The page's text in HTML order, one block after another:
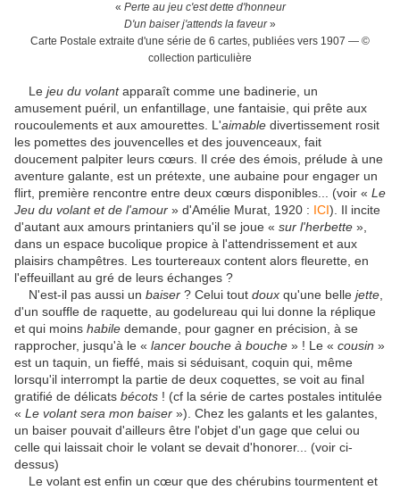
« Perte au jeu c'est dette d'honneur
D'un baiser j'attends la faveur»
Carte Postale extraite d'une série de 6 cartes, publiées vers 1907 — ©
collection particulière
Le jeu du volantapparaît comme une badinerie, un
amusement puéril, un enfantillage, une fantaisie, qui prête aux
roucoulements et aux amourettes. L'aimable divertissement rosit
les pomettes des jouvencelles et des jouvenceaux, fait
doucement palpiter leurs cœurs. Il crée des émois, prélude à une
aventure galante, est un prétexte, une aubaine pour engager un
flirt, première rencontre entre deux cœurs disponibles... (voir « Le
Jeu du volant et de l'amour » d'Amélie Murat, 1920 : ICI). Il incite
d'autant aux amours printaniers qu'il se joue « sur l'herbette »,
dans un espace bucolique propice à l'attendrissement et aux
plaisirs champêtres. Les tourtereaux content alors fleurette, en
l'effeuillant au gré de leurs échanges ?
N'est-il pas aussi un baiser ? Celui tout doux qu'une belle jette
d'un souffle de raquette, au godelureau qui lui donne la réplique
et qui moins habile demande, pour gagner en précision, à se
rapprocher, jusqu'à le « lancer bouche à bouche » ! Le « cousin »
est un taquin, un fieffé, mais si séduisant, coquin qui, même
lorsqu'il interrompt la partie de deux coquettes, se voit au final
gratifié de délicats bécots ! (cf la série de cartes postales intitulée
« Le volant sera mon baiser »). Chez les galants et les galantes,
un baiser pouvait d'ailleurs être l'objet d'un gage que celui ou
celle qui laissait choir le volant se devait d'honorer... (voir ci-
dessus)
Le volant est enfin un cœur que des chérubins tourmentent et